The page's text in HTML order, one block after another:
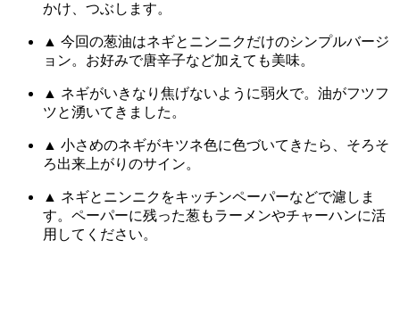
かけ、つぶします。
▲ 今回の葱油はネギとニンニクだけのシンプルバージ
ョン。お好みで唐辛子など加えても美味。
▲ ネギがいきなり焦げないように弱火で。油がフツフ
ツと湧いてきました。
▲ 小さめのネギがキツネ色に色づいてきたら、そろそ
ろ出来上がりのサイン。
▲ ネギとニンニクをキッチンペーパーなどで濾しま
す。ペーパーに残った葱もラーメンやチャーハンに活
用してください。